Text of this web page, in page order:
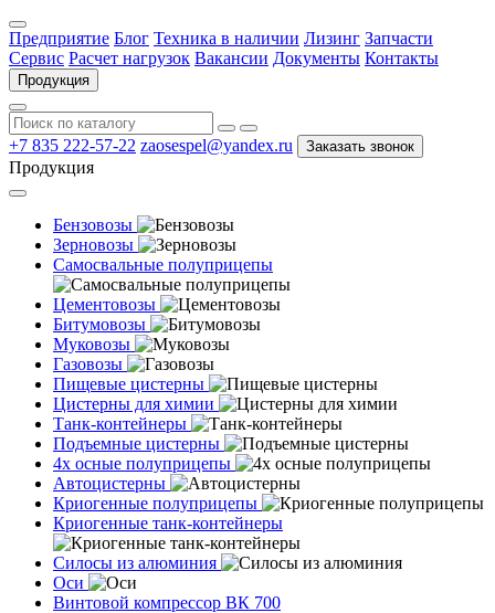
Предприятие Блог Техника в наличии Лизинг Запчасти
Сервис Расчет нагрузок Вакансии Документы Контакты
Продукция
+7 835 222-57-22 zaosespel@yandex.ru Заказать звонок
Продукция
Бензовозы
Зерновозы
Самосвальные полуприцепы
Цементовозы
Битумовозы
Муковозы
Газовозы
Пищевые цистерны
Цистерны для химии
Танк-контейнеры
Подъемные цистерны
4х осные полуприцепы
Автоцистерны
Криогенные полуприцепы
Криогенные танк-контейнеры
Силосы из алюминия
Оси
Винтовой компрессор ВК 700